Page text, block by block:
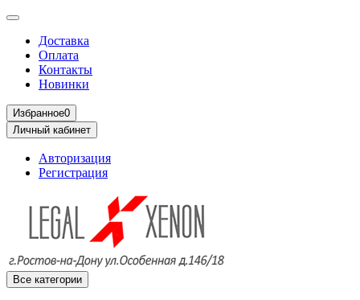
Доставка
Оплата
Контакты
Новинки
Избранное0
Личный кабинет
Авторизация
Регистрация
Все категории